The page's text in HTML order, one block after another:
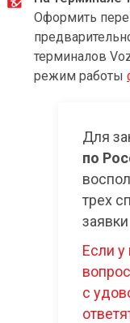
Оформить
терминалов
режим работы
Для
по
трех
заявки
Если у
с